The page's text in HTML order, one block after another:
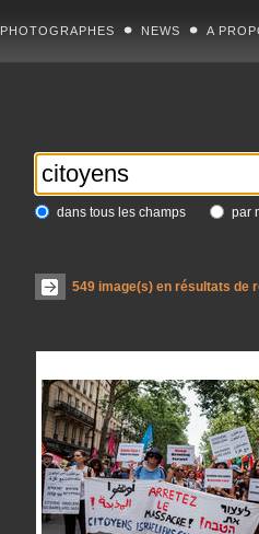
PHOTOGRAPHES NEWS A
dans tous les champs par
549image(s) en résultats de